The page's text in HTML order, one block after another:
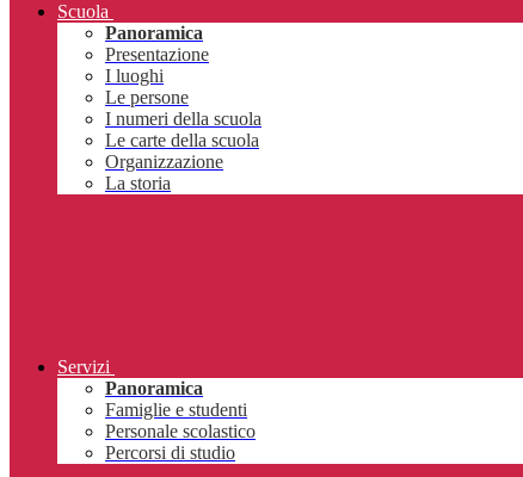
Scuola
Panoramica
Presentazione
I luoghi
Le persone
I numeri della scuola
Le carte della scuola
Organizzazione
La storia
Servizi
Panoramica
Famiglie e studenti
Personale scolastico
Percorsi di studio